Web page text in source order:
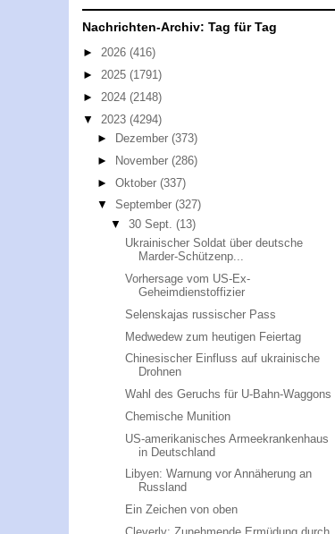
Nachrichten-Archiv: Tag für Tag
► 2026 (416)
► 2025 (1791)
► 2024 (2148)
▼ 2023 (4294)
►
Dezember (373)
►
November (286)
► Oktober (337)
▼ September (327)
▼30 Sept.(13)
Ukrainischer Soldat über deutsche
Marder-Schützenp...
Vorhersage vom US-Ex-
Geheimdienstoffizier
Selenskajas russischer Pass
Medwedew zum heutigen Feiertag
Chinesischer Einfluss auf ukrainische
Drohnen
Wahl des Geruchs für U-Bahn-Waggons
Chemische Munition
US-amerikanisches Armeekrankenhaus
in Deutschland
Libyen: Warnung vor Annäherung an
Russland
Ein Zeichen von oben